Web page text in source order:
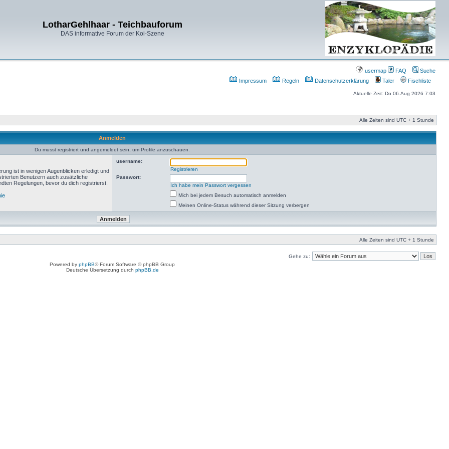
LotharGehlhaar - Teichbauforum
DAS informative Forum der Koi-Szene
usermap FAQ
Suche
Impressum
Regeln Datenschutzerklärung Taler Fischliste
Aktuelle Zeit: Do 06.Aug 2026 7:03
Alle Zeiten sind UTC + 1 Stunde
Anmelden
Du musst registriert und angemeldet sein, um Profile anzuschauen.
ist in wenigen Augenblicken erledigt und
Benutzern auch zusätzliche
Regelungen, bevor du dich registrierst.
username:
Registrieren
Passwort:
Ich habe mein Passwort vergessen
Mich bei jedem Besuch automatisch anmelden
Meinen Online-Status während dieser Sitzung verbergen
Alle Zeiten sind UTC + 1 Stunde
Gehe zu:
Powered by phpBB® Forum Software © phpBB Group
Deutsche Übersetzung durch phpBB.de